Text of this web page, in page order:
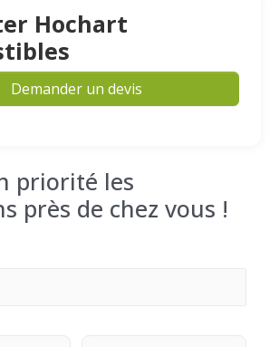
Hochart
Demander un devis
priorité les
près de chez vous !